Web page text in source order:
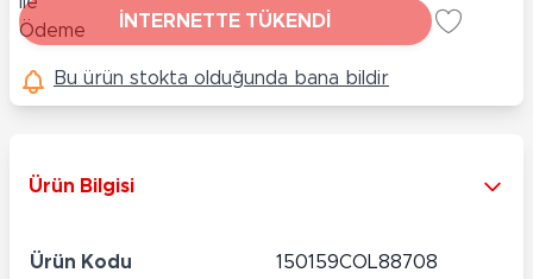
İNTERNETTE TÜKENDİ
Bu ürün stokta olduğunda bana bildir
Ürün Bilgisi
Ürün Kodu 150159COL88708